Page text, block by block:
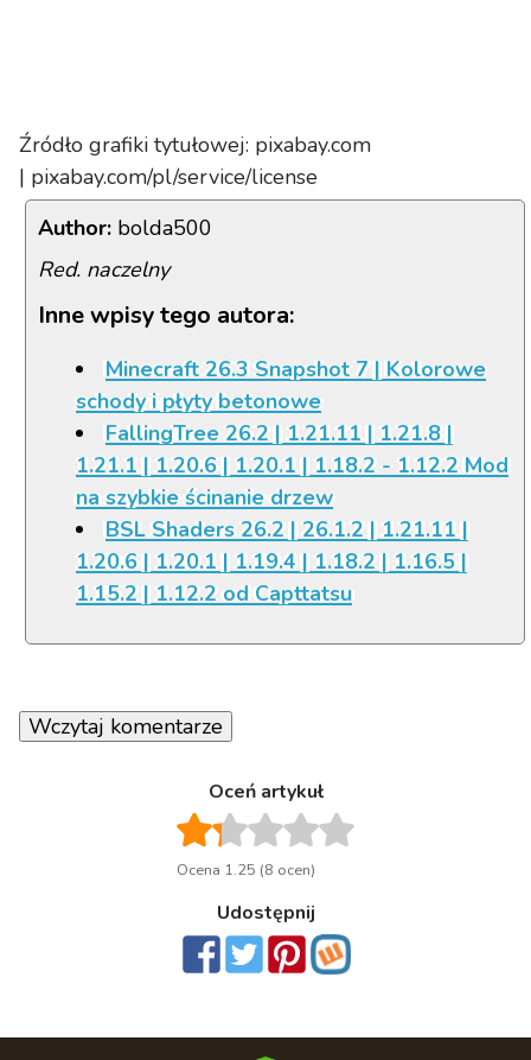
Źródło grafiki tytułowej: pixabay.com
| pixabay.com/pl/service/license
Author: bolda500
Red. naczelny
Inne wpisy tego autora:
Minecraft 26.3 Snapshot 7 | Kolorowe
schody i płyty betonowe
FallingTree 26.2 | 1.21.11 | 1.21.8 |
1.21.1 | 1.20.6 | 1.20.1 | 1.18.2 - 1.12.2 Mod
na szybkie ścinanie drzew
BSL Shaders 26.2 | 26.1.2 | 1.21.11 |
1.20.6 | 1.20.1 | 1.19.4 | 1.18.2 | 1.16.5 |
1.15.2 | 1.12.2 od Capttatsu
Wczytaj komentarze
Oceń artykuł
Ocena 1.25 (8 ocen)
Udostępnij